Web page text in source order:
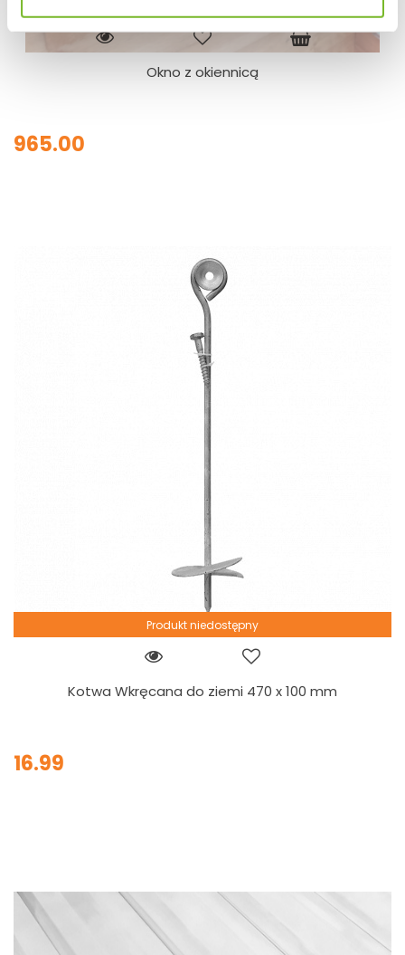
Okno z okiennicą
965.00
Produkt niedostępny
Kotwa Wkręcana do ziemi 470 x 100 mm
16.99